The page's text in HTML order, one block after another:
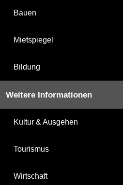
Bauen
Mietspiegel
Bildung
Weitere Informationen
Kultur & Ausgehen
Tourismus
Wirtschaft